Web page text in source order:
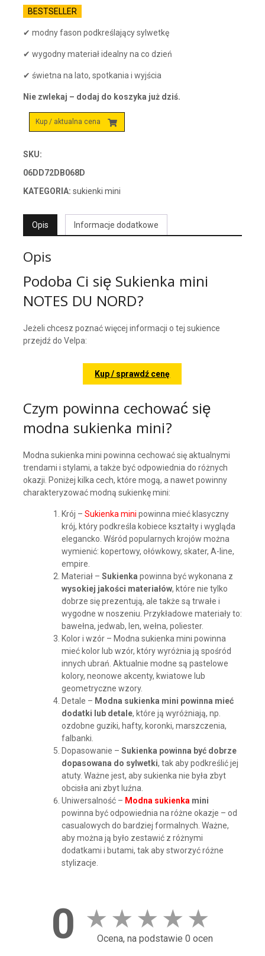
BESTSELLER
✔ modny fason podkreślający sylwetkę
✔ wygodny materiał idealny na co dzień
✔ świetna na lato, spotkania i wyjścia
Nie zwlekaj – dodaj do koszyka już dziś.
Kup / aktualna cena
SKU:
06DD72DB068D
KATEGORIA: sukienki mini
Opis Informacje dodatkowe
Opis
Podoba Ci się Sukienka mini
NOTES DU NORD?
Jeżeli chcesz poznać więcej informacji o tej sukience
przejdź do Velpa:
Kup / sprawdź cenę
Czym powinna cechować się
modna sukienka mini?
Modna sukienka mini powinna cechować się aktualnymi
trendami i stylami, a także być odpowiednia do różnych
okazji. Poniżej kilka cech, które mogą, a nawet powinny
charakteryzować modną sukienkę mini:
Krój – Sukienka mini powinna mieć klasyczny
krój, który podkreśla kobiece kształty i wygląda
elegancko. Wśród popularnych krojów można
wymienić: kopertowy, ołówkowy, skater, A-line,
empire.
Materiał – Sukienka powinna być wykonana z
wysokiej jakości materiałów, które nie tylko
dobrze się prezentują, ale także są trwałe i
wygodne w noszeniu. Przykładowe materiały to:
bawełna, jedwab, len, wełna, poliester.
Kolor i wzór – Modna sukienka mini powinna
mieć kolor lub wzór, który wyróżnia ją spośród
innych ubrań. Aktualnie modne są pastelowe
kolory, neonowe akcenty, kwiatowe lub
geometryczne wzory.
Detale – Modna sukienka mini powinna mieć
dodatki lub detale, które ją wyróżniają, np.
ozdobne guziki, hafty, koronki, marszczenia,
falbanki.
Dopasowanie – Sukienka powinna być dobrze
dopasowana do sylwetki, tak aby podkreślić jej
atuty. Ważne jest, aby sukienka nie była zbyt
obcisła ani zbyt luźna.
Uniwersalność – Modna sukienka mini
powinna być odpowiednia na różne okazje – od
casualowych do bardziej formalnych. Ważne,
aby można ją było zestawić z różnymi
dodatkami i butami, tak aby stworzyć różne
stylizacje.
0 ★ ★ ★ ★ ★
Ocena, na podstawie 0 ocen